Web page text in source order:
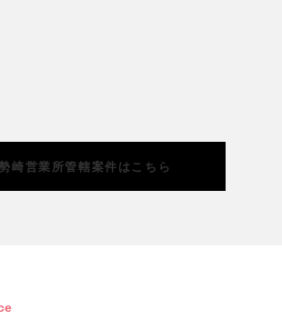
崎営業所管轄案件はこちら